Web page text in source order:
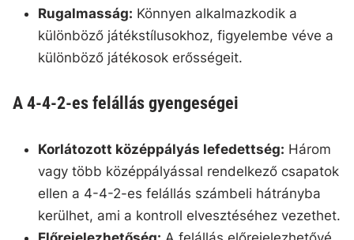
Rugalmasság: Könnyen alkalmazkodik a
különböző játékstílusokhoz, figyelembe véve a
különböző játékosok erősségeit.
A 4-4-2-es felállás gyengeségei
Korlátozott középpályás lefedettség: Három
vagy több középpályással rendelkező csapatok
ellen a 4-4-2-es felállás számbeli hátrányba
kerülhet, ami a kontroll elvesztéséhez vezethet.